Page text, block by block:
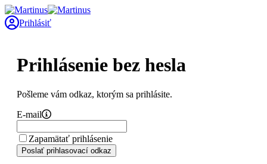
Prihlásiť
Prihlásenie bez hesla
Pošleme vám odkaz, ktorým sa prihlásite.
E-mail
Zapamätať prihlásenie
Poslať prihlasovací odkaz